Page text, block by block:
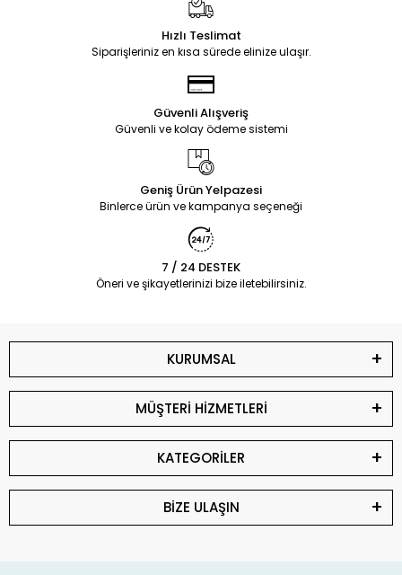
Hızlı Teslimat
Siparişleriniz en kısa sürede elinize ulaşır.
Güvenli Alışveriş
Güvenli ve kolay ödeme sistemi
Geniş Ürün Yelpazesi
Binlerce ürün ve kampanya seçeneği
7 / 24 DESTEK
Öneri ve şikayetlerinizi bize iletebilirsiniz.
KURUMSAL
MÜŞTERİ HİZMETLERİ
KATEGORİLER
BİZE ULAŞIN